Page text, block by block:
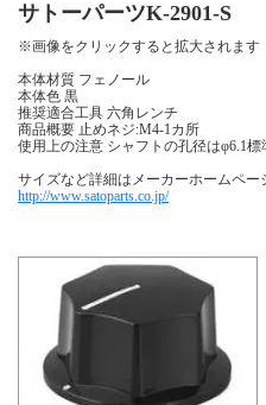
サトーパーツK-2901-S
※画像をクリックすると拡大されます
本体材質 フェノール
本体色 黒
推奨適合工具 六角レンチ
商品概要 止めネジ:M4-1カ所
使用上の注意 シャフトの孔径はφ6.1
サイズなど詳細はメーカーホームペー
http://www.satoparts.co.jp/